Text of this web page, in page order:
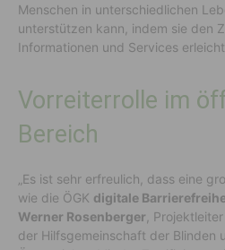
Menschen in unterschiedlichen
unterstützen kann, indem sie den
Informationen und Services
Vorreiterrolle im
Bereich
„Es ist sehr erfreulich, dass eine
wie die ÖGK digitale
Werner Rosenberger ,
der Hilfsgemeinschaft der Blinden